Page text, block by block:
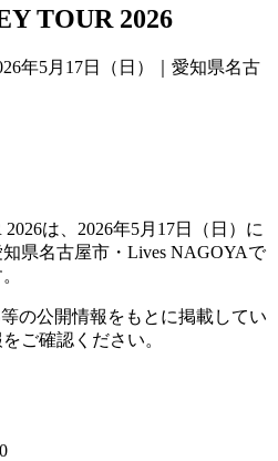
TOUR 2026
年5月17日（日）｜愛知県名古
は、2026年5月17日（日）に
県名古屋市・Lives NAGOYAで
の公開情報をもとに掲載してい
ご確認ください。